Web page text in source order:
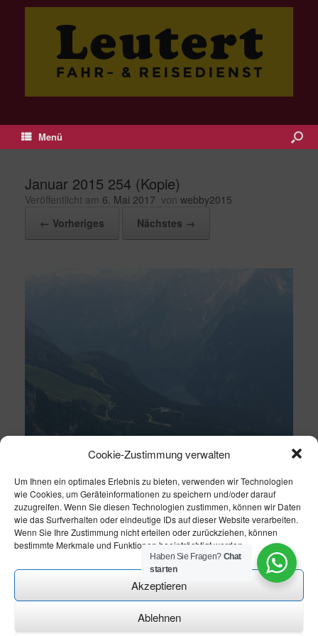
Cookie-Zustimmung verwalten
Um Ihnen ein optimales Erlebnis zu bieten, verwenden wir Technologien
wie Cookies, um Geräteinformationen zu speichern und/oder darauf
zuzugreifen. Wenn Sie diesen Technologien zustimmen, können wir Daten
wie das Surfverhalten oder eindeutige IDs auf dieser Website verarbeiten.
Wenn Sie Ihre Zustimmung nicht erteilen oder zurückziehen, können
bestimmte Merkmale und Funktionen beeinträchtigt werden.
Akzeptieren
Ablehnen
Menü
Januar 2015 254 (Kopie)
Veröffentlicht am 6. Mai 2017 von webby2015
← Vorheriges
Nächstes →
CN-Homepageservice
Haben Sie Fragen? Chat
starten